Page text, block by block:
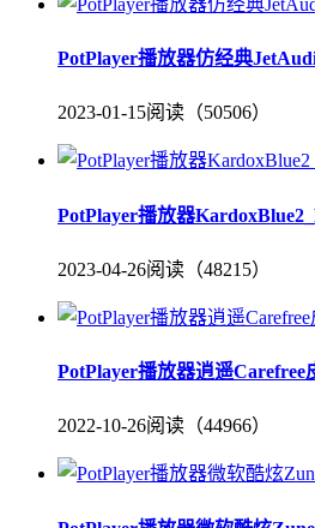
PotPlayer播放器仿经典
2023-01-15阅读（50506）
PotPlayer播放器
2023-04-26阅读（48215）
PotPlayer播放器逍遥Carefree
2022-10-26阅读（44966）